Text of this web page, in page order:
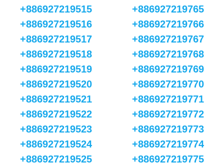
+886927219515
+886927219516
+886927219517
+886927219518
+886927219519
+886927219520
+886927219521
+886927219522
+886927219523
+886927219524
+886927219525
+886927219765
+886927219766
+886927219767
+886927219768
+886927219769
+886927219770
+886927219771
+886927219772
+886927219773
+886927219774
+886927219775